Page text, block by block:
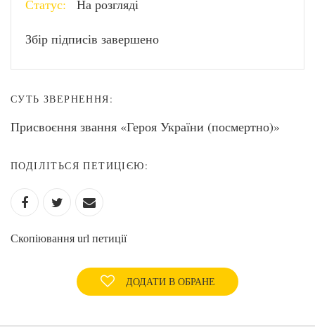
Статус: На розгляді
Збір підписів завершено
СУТЬ ЗВЕРНЕННЯ:
Присвоєння звання «Героя України (посмертно)»
ПОДІЛІТЬСЯ ПЕТИЦІЄЮ:
Скопіювання url петиції
ДОДАТИ В ОБРАНЕ